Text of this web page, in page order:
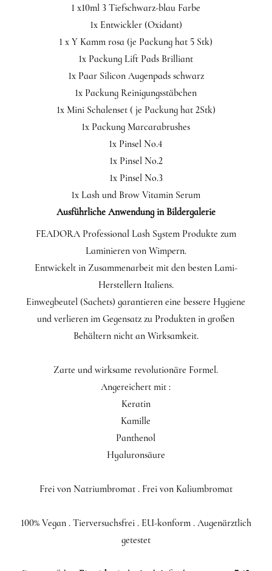
1 x10ml 3 Tiefschwarz-blau Farbe
1x Entwickler (Oxidant)
1 x Y Kamm rosa (je Packung hat 5 Stk)
1x Packung Lift Pads Brilliant
1x Paar Silicon Augenpads schwarz
1x Packung Reinigungsstäbchen
1x Mini Schalenset ( je Packung hat 2Stk)
1x Packung Marcarabrushes
1x Pinsel No.4
1x Pinsel No.2
1x Pinsel No.3
1x Lash und Brow Vitamin Serum
Ausführliche Anwendung in Bildergalerie
FEADORA Professional Lash System Produkte zum
Laminieren von Wimpern.
Entwickelt in Zusammenarbeit mit den besten Lami-
Herstellern Italiens.
Einwegbeutel (Sachets) garantieren eine bessere Hygiene
und verlieren im Gegensatz zu Produkten in großen
Behältern nicht an Wirksamkeit.
Zarte und wirksame revolutionäre Formel.
Angereichert mit :
Keratin
Kamille
Panthenol
Hyaluronsäure
Frei von Natriumbromat . Frei von Kaliumbromat
100% Vegan . Tierversuchsfrei . EU-konform . Augenärztlich
getestet